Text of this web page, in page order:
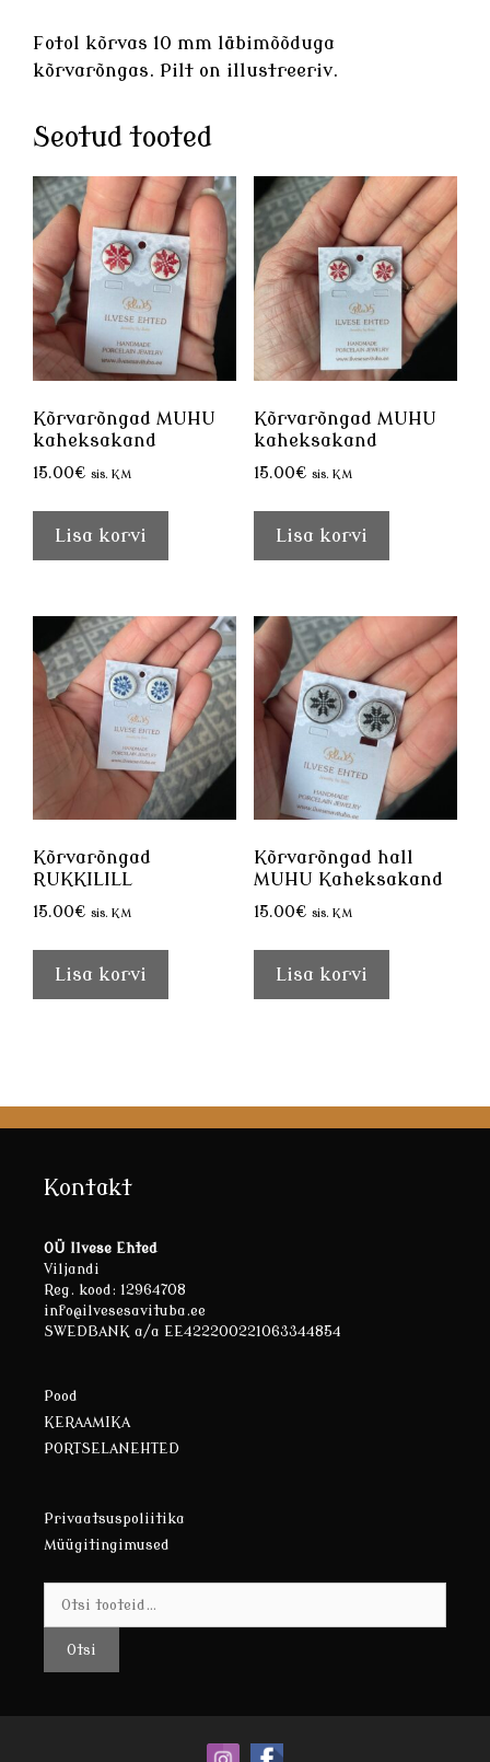
Fotol kõrvas 10 mm läbimõõduga
kõrvarõngas. Pilt on illustreeriv.
Seotud tooted
Kõrvarõngad MUHU
kaheksakand
15.00€ sis. KM
Lisa korvi
Kõrvarõngad MUHU
kaheksakand
15.00€ sis. KM
Lisa korvi
Kõrvarõngad
RUKKILILL
15.00€ sis. KM
Lisa korvi
Kõrvarõngad hall
MUHU Kaheksakand
15.00€ sis. KM
Lisa korvi
Kontakt
OÜ Ilvese Ehted
Viljandi
Reg. kood: 12964708
info@ilvesesavituba.ee
SWEDBANK a/a EE422200221063344854
Pood
KERAAMIKA
PORTSELANEHTED
Privaatsuspoliitika
Müügitingimused
Otsi